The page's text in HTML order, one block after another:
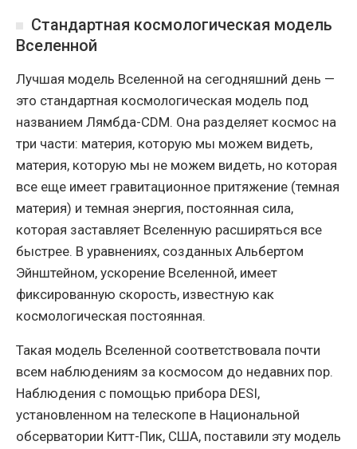
Стандартная космологическая модель
Вселенной
Лучшая модель Вселенной на сегодняшний день —
это стандартная космологическая модель под
названием Лямбда-CDM. Она разделяет космос на
три части: материя, которую мы можем видеть,
материя, которую мы не можем видеть, но которая
все еще имеет гравитационное притяжение (темная
материя) и темная энергия, постоянная сила,
которая заставляет Вселенную расширяться все
быстрее. В уравнениях, созданных Альбертом
Эйнштейном, ускорение Вселенной, имеет
фиксированную скорость, известную как
космологическая постоянная.
Такая модель Вселенной соответствовала почти
всем наблюдениям за космосом до недавних пор.
Наблюдения с помощью прибора DESI,
установленном на телескопе в Национальной
обсерватории Китт-Пик, США, поставили эту модель